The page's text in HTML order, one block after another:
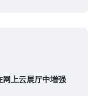
网上云展厅中增强